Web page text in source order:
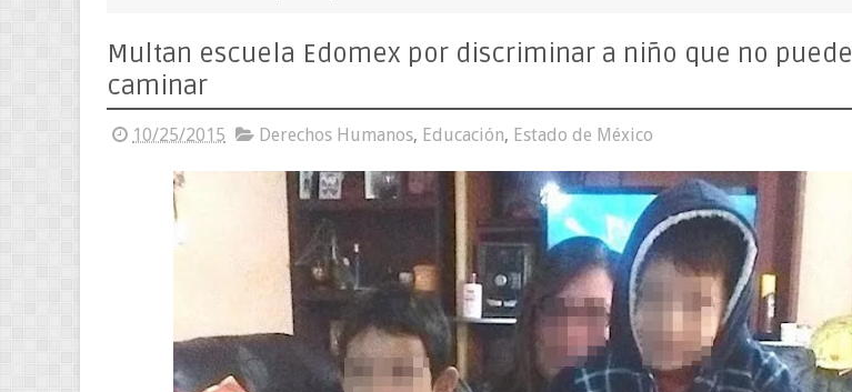
Multan escuela Edomex por discriminar a niño que no puede
caminar
10/25/2015 Derechos Humanos, Educación, Estado de México